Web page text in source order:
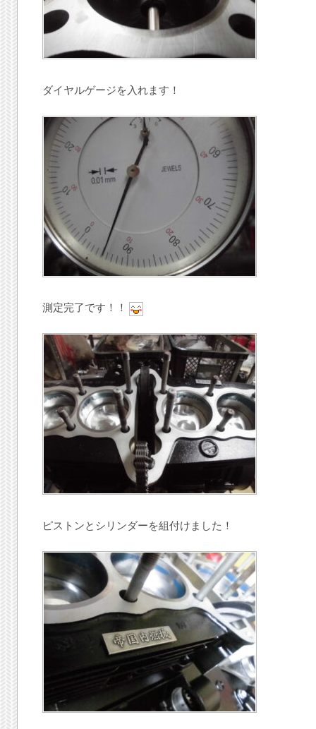
ダイヤルゲージを入れます！
測定完了です！！
ピストンとシリンダーを組付けました！